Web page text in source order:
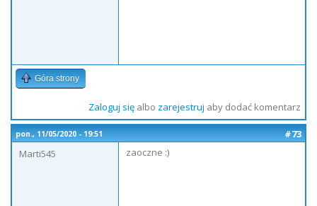
Góra strony
Zaloguj sięalbo zarejestruj aby dodać komentarz
pon., 11/05/2020 - 19:51
#73
Marti545
zaoczne :)